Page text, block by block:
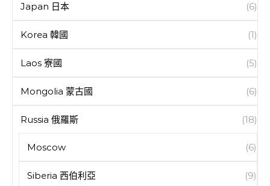
Japan 日本 (6)
Korea 韓國 (1)
Laos 寮國 (5)
Mongolia 蒙古國 (6)
Russia 俄羅斯 (18)
Moscow (6)
Siberia 西伯利亞 (9)